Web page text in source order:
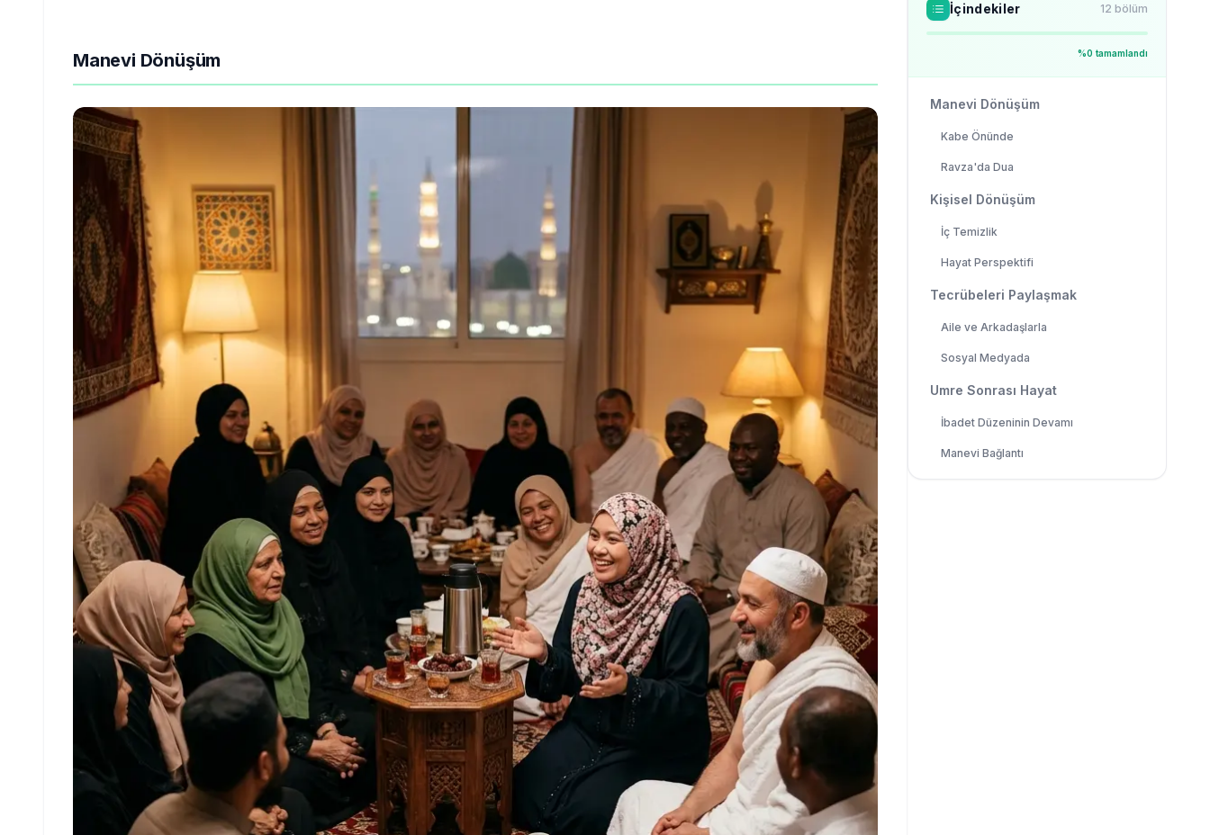
Manevi Dönüşüm
İçindekiler 12 bölüm
%0 tamamlandı
Manevi Dönüşüm
Kabe Önünde
Ravza'da Dua
Kişisel Dönüşüm
İç Temizlik
Hayat Perspektifi
Tecrübeleri Paylaşmak
Aile ve Arkadaşlarla
Sosyal Medyada
Umre Sonrası Hayat
İbadet Düzeninin Devamı
Manevi Bağlantı